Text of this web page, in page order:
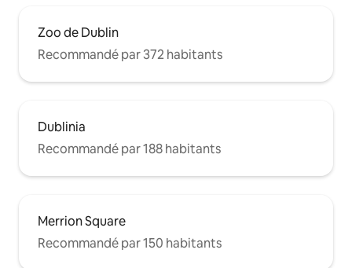
Zoo de Dublin
Recommandé par 372 habitants
Dublinia
Recommandé par 188 habitants
Merrion Square
Recommandé par 150 habitants